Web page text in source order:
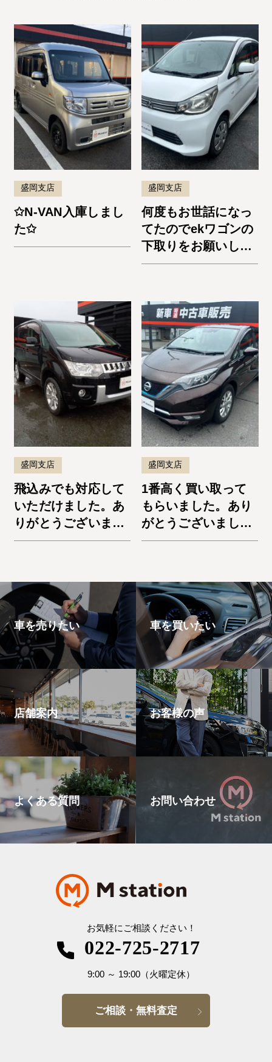
盛岡支店
✩N-VAN入庫しまし
た✩
盛岡支店
何度もお世話になっ
てたのでekワゴンの
下取りをお願いしま
した。納車までスム
す！
盛岡支店
飛込みでも対応して
いただけました。あ
りがとうございまし
た。デリカD:5
盛岡支店
1番高く買い取って
もらいました。あり
がとうございまし
た。ノートe-Power
車を売りたい 車を買いたい
店舗案内 お客様の声
よくある質問 お問い合わせ
お気軽にご相談ください！
022-725-2717
9:00～ 19:00（火曜定休）
ご相談・無料査定